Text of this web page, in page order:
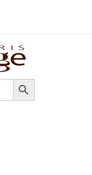
SEARCH BUTTON